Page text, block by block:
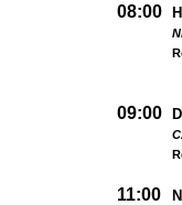
08:00
09:00
11:00